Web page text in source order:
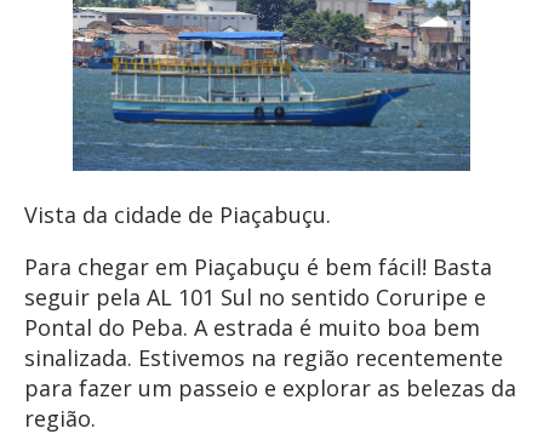
Vista da cidade de Piaçabuçu.
Para chegar em Piaçabuçu é bem fácil! Basta
seguir pela AL 101 Sul no sentido Coruripe e
Pontal do Peba. A estrada é muito boa bem
sinalizada. Estivemos na região recentemente
para fazer um passeio e explorar as belezas da
região.